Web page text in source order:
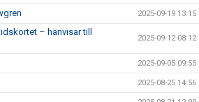
2025-09-19 13:15
– hänvisar till
2025-09-12 08:12
2025-09-05 09:55
2025-08-25 14:56